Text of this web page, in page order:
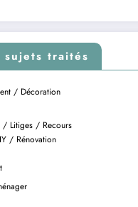
sujets traités
/ Décoration
/ Litiges / Recours
/ Rénovation